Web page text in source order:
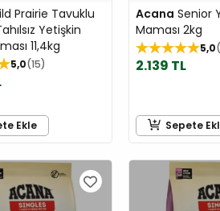
Prairie Tavuklu
Yetişkin
11,4kg
5,0 15
Ekle
Acana Senior
Maması 2kg
5,0
2.139 TL
Sepete